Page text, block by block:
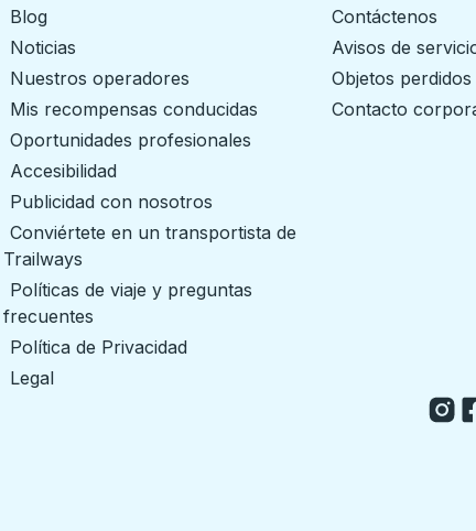
Blog
Noticias
Nuestros operadores
Mis recompensas conducidas
Oportunidades profesionales
Accesibilidad
Publicidad con nosotros
Conviértete en un transportista de
Trailways
Políticas de viaje y preguntas
frecuentes
Política de Privacidad
Legal
Contáctenos
Avisos de
Objetos perdidos
Contacto